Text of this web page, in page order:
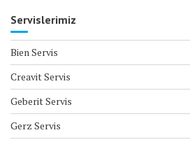
Servislerimiz
Bien Servis
Creavit Servis
Geberit Servis
Gerz Servis